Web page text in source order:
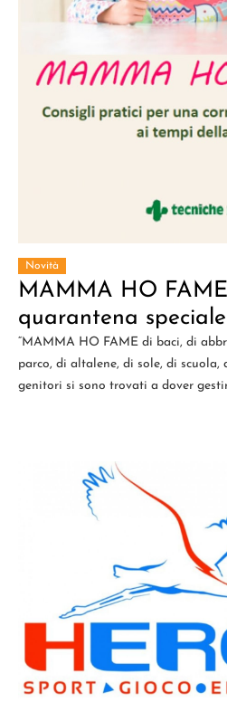
Novità
MAMMA HO
quarantena
“MAMMA HO FAME di baci, di
parco, di altalene, di sole, di scuola,
genitori si sono trovati a dover